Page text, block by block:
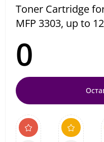
Toner Cartridge
MFP 3303, up to
0